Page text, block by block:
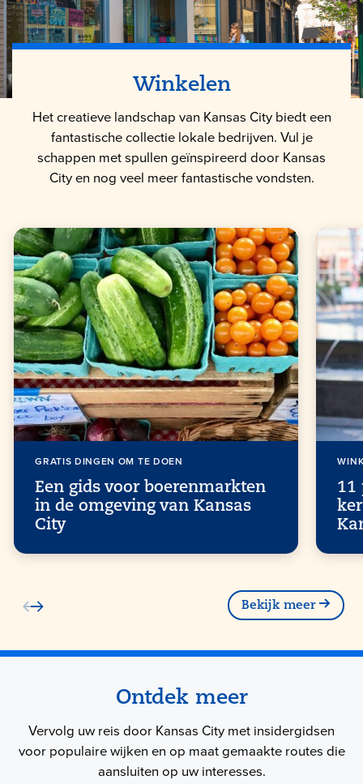
Winkelen
Het creatieve landschap van Kansas City biedt een
fantastische collectie lokale bedrijven. Vul je
schappen met spullen geïnspireerd door Kansas
City en nog veel meer fantastische vondsten.
GRATIS DINGEN OM TE DOEN
Een gids voor boerenmarkten
in de omgeving van Kansas
City
11
Bekijk meer
Ontdek meer
Vervolg uw reis door Kansas City met insidergidsen
voor populaire wijken en op maat gemaakte routes die
aansluiten op uw interesses.